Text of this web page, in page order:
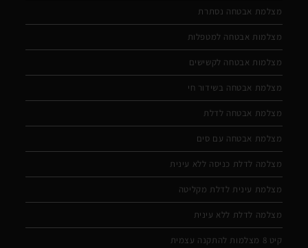
מצלמת אבטחה נסתרת
מצלמות אבטחה למטפלות
מצלמות אבטחה לקשישים
מצלמת אבטחה בשידור חי
מצלמת אבטחה לדלת
מצלמת אבטחה עם סים
מצלמה לדלת כניסה ללא עינית
מצלמת עינית לדלת מקליטה
מצלמה לדלת ללא עינית
קיט 8 מצלמות להתקנה עצמית